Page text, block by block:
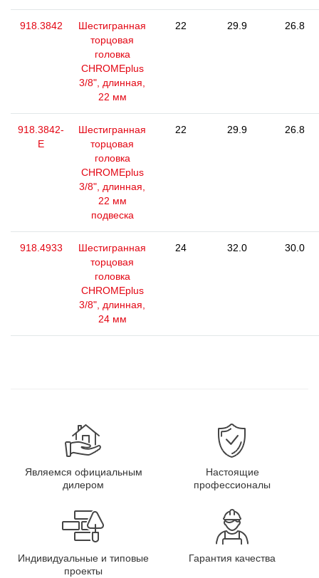
918.3842
Шестигранная
торцовая
головка
CHROMEplus
3/8", длинная,
22 мм
22 29.9 26.8
918.3842-
E
Шестигранная
торцовая
головка
CHROMEplus
3/8", длинная,
22 мм
подвеска
22 29.9 26.8
918.4933
Шестигранная
торцовая
головка
CHROMEplus
3/8", длинная,
24 мм
24 32.0 30.0
Являемся официальным
дилером
Настоящие
профессионалы
Индивидуальные и типовые
проекты
Гарантия качества